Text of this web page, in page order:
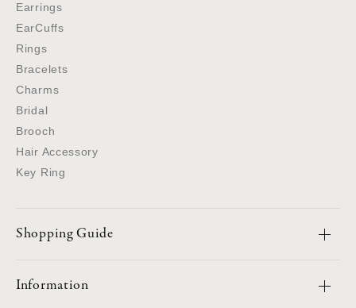
Earrings
EarCuffs
Rings
Bracelets
Charms
Bridal
Brooch
Hair Accessory
Key Ring
Shopping Guide
Information